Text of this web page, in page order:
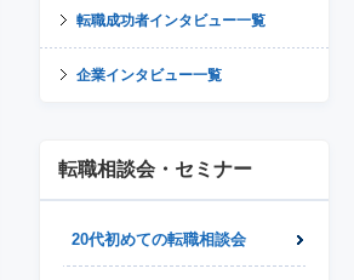
転職成功者インタビュー一覧
企業インタビュー一覧
転職相談会・セミナー
20代初めての転職相談会